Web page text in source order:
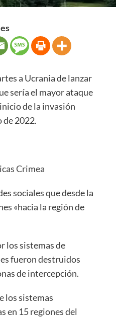
a Ucrania de lanzar
sería el mayor ataque
de la invasión
2022.
Crimea
sociales que desde la
«hacia la región de
los sistemas de
fueron destruidos
de intercepción.
los sistemas
en 15 regiones del